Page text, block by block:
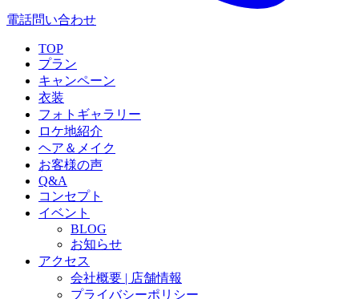
電話問い合わせ
TOP
プラン
キャンペーン
衣装
フォトギャラリー
ロケ地紹介
ヘア＆メイク
お客様の声
Q&A
コンセプト
イベント
BLOG
お知らせ
アクセス
会社概要 | 店舗情報
プライバシーポリシー